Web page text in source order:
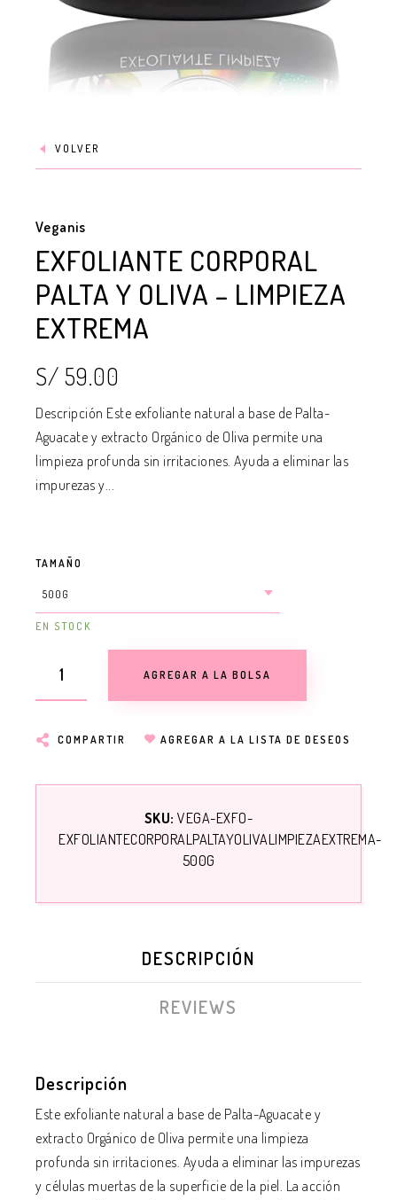
VOLVER
Veganis
EXFOLIANTE CORPORAL
PALTA Y OLIVA – LIMPIEZA
EXTREMA
S/ 59.00
Descripción Este exfoliante natural a base de Palta-
Aguacate y extracto Orgánico de Oliva permite una
limpieza profunda sin irritaciones. Ayuda a eliminar las
impurezas y...
TAMAÑO
EN STOCK
AGREGAR A LA BOLSA
COMPARTIR AGREGAR A LA LISTA DE DESEOS
SKU:VEGA-EXFO-
EXFOLIANTECORPORALPALTAYOLIVALIMPIEZAEXTREMA-
500G
DESCRIPCIÓN
REVIEWS
Descripción
Este exfoliante natural a base de Palta-Aguacate y
extracto Orgánico de Oliva permite una limpieza
profunda sin irritaciones. Ayuda a eliminar las impurezas
y células muertas de la superficie de la piel. La acción